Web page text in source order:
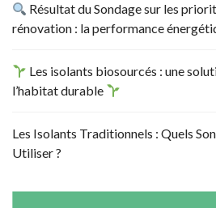
Résultat du Sondage sur les
rénovation : la performance
Les isolants biosourcés : une
l’habitat durable
Les Isolants Traditionnels : Quels
Utiliser ?